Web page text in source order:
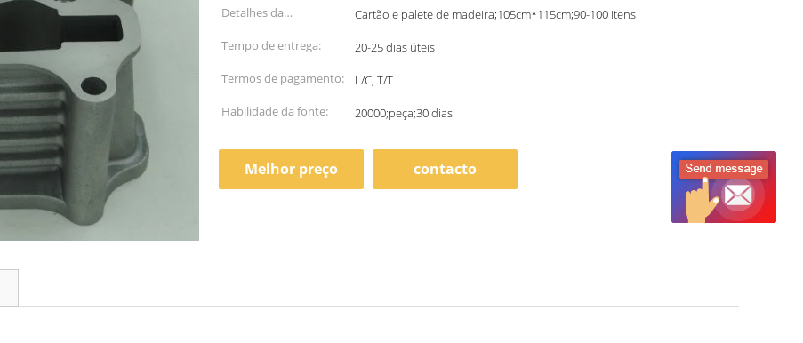
Detalhes da
embalagem:
Cartão e palete de madeira;105cm*115cm;90-100 itens
Tempo de entrega:
20-25 dias úteis
Termos de pagamento:
L/C, T/T
Habilidade da fonte:
20000;peça;30 dias
Melhor preço contacto